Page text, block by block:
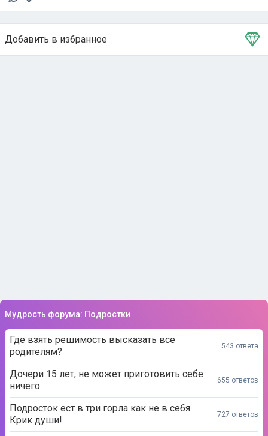
Добавить в избранное
Тема в избранном
Мудрость форума: Подростки
Где взять решимость высказать все
родителям?
543 ответа
Дочери 15 лет, не может приготовить себе
ничего
655 ответов
Подросток ест в три горла как не в себя.
Крик души!
727 ответов